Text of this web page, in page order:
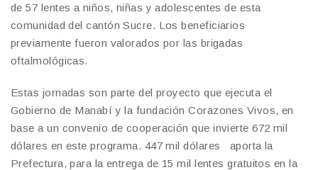
de 57 lentes a niños, niñas y adolescentes de esta
comunidad del cantón Sucre. Los beneficiarios
previamente fueron valorados por las brigadas
oftalmológicas.
Estas jornadas son parte del proyecto que ejecuta el
Gobierno de Manabí y la fundación Corazones Vivos, en
base a un convenio de cooperación que invierte 672 mil
dólares en este programa. 447 mil dólares aporta la
Prefectura, para la entrega de 15 mil lentes gratuitos en la